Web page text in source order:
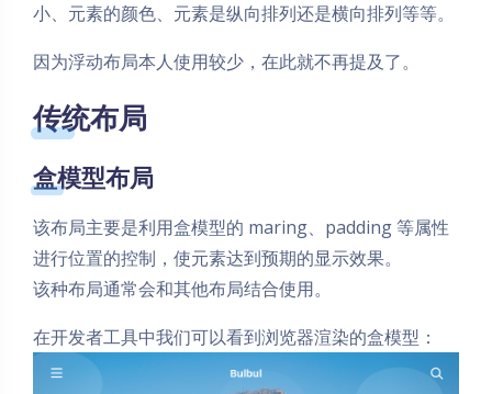
小、元素的颜色、元素是纵向排列还是横向排列等等。
因为浮动布局本人使用较少，在此就不再提及了。
传统布局
盒模型布局
该布局主要是利用盒模型的 maring、padding 等属性
进行位置的控制，使元素达到预期的显示效果。
该种布局通常会和其他布局结合使用。
在开发者工具中我们可以看到浏览器渲染的盒模型：